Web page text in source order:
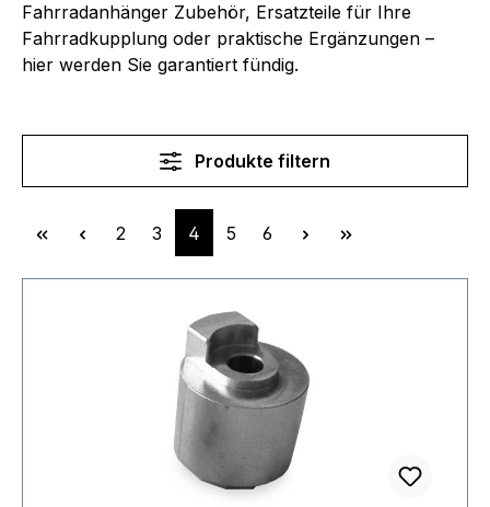
Fahrradanhänger Zubehör, Ersatzteile für Ihre
Fahrradkupplung oder praktische Ergänzungen –
hier werden Sie garantiert fündig.
Produkte filtern
Seite
2 Seite
3 Seite
4 Seite
5 Seite
6